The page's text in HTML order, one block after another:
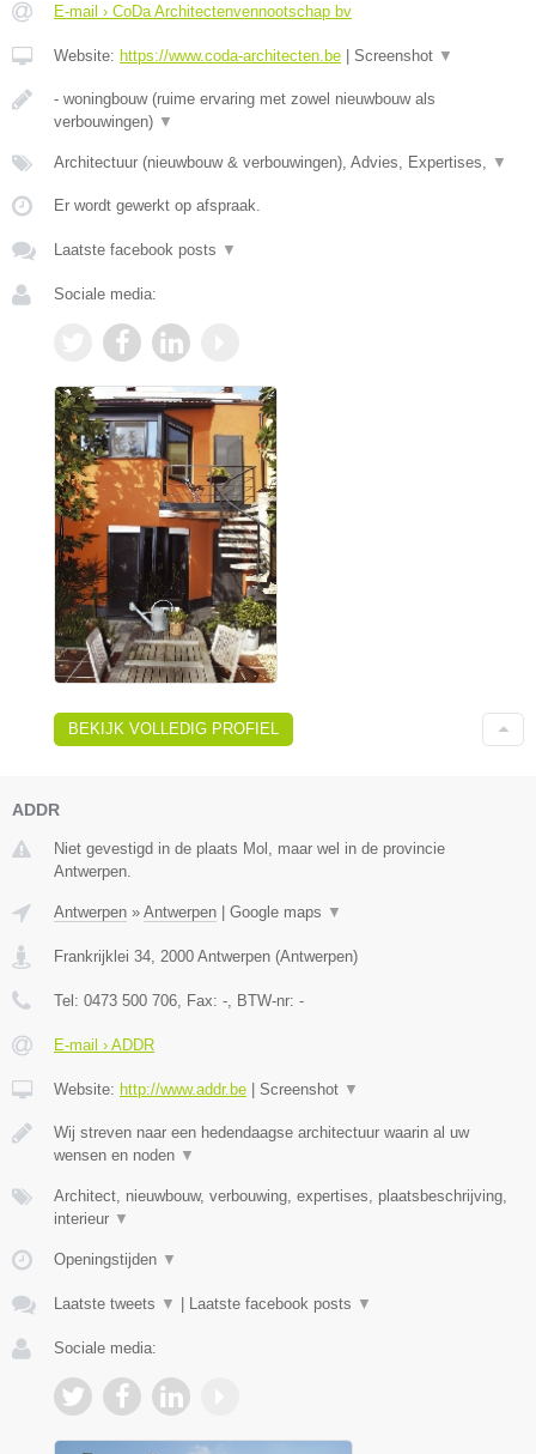
E-mail › CoDa Architectenvennootschap bv
Website: https://www.coda-architecten.be Screenshot ▼
- woningbouw (ruime ervaring met zowel nieuwbouw als
verbouwingen) ▼
Architectuur (nieuwbouw & verbouwingen), Advies, Expertises, ▼
Er wordt gewerkt op afspraak.
Laatste facebook posts ▼
Sociale media:
BEKIJK VOLLEDIG PROFIEL
ADDR
Niet gevestigd in de plaats Mol, maar wel in de provincie
Antwerpen.
Antwerpen » Antwerpen Google maps ▼
Frankrijklei 34, 2000 Antwerpen (Antwerpen)
Tel: 0473 500 706, Fax: -, BTW-nr: -
E-mail › ADDR
Website: http://www.addr.be Screenshot ▼
Wij streven naar een hedendaagse architectuur waarin al uw
wensen en noden ▼
Architect, nieuwbouw, verbouwing, expertises, plaatsbeschrijving,
interieur ▼
Openingstijden ▼
Laatste tweets ▼ Laatste facebook posts ▼
Sociale media: